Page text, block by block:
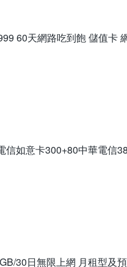
60天網路吃到飽 儲值卡
如意卡300+80中華電信
30日無限上網 月租型及